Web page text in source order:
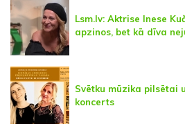
Lsm.lv: Aktrise Inese
apzinos, bet kā dīva
Svētku mūzika pilsētai
koncerts